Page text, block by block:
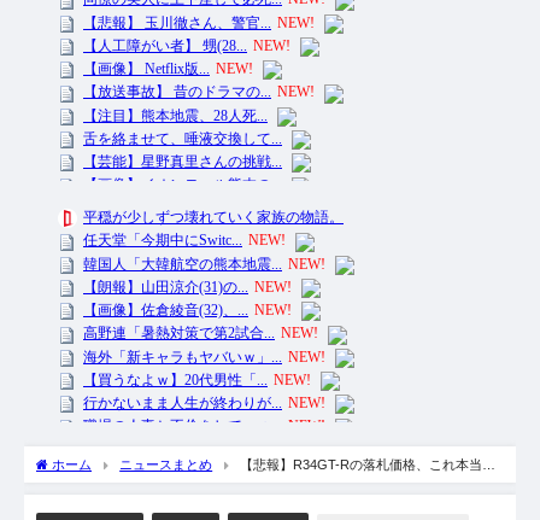
ホーム ニュースまとめ
【悲報】R34GT-Rの落札価格、これ本当に